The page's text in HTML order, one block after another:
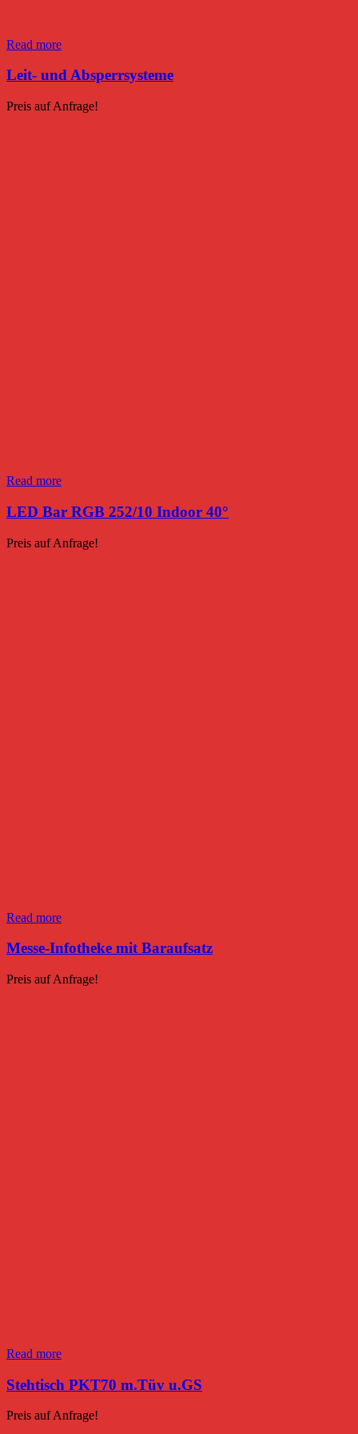
Read more
Leit- und Absperrsysteme
Preis auf Anfrage!
Read more
LED Bar RGB 252/10 Indoor 40°
Preis auf Anfrage!
Read more
Messe-Infotheke mit Baraufsatz
Preis auf Anfrage!
Read more
Stehtisch PKT70 m.Tüv u.GS
Preis auf Anfrage!